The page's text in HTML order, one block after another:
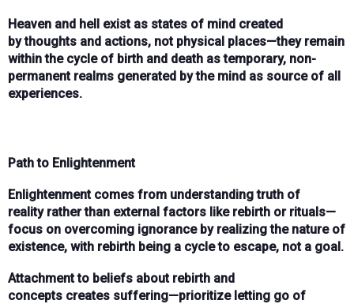
Heaven and hell exist as states of mind created
bythoughts and actions, not physical places—they remain
within the cycle of birth and death as temporary, non-
permanent realms generated by the mind as sourceof all
experiences.
Path to Enlightenment
Enlightenmentcomes from understandingtruth of
realityrather than external factors like rebirth or rituals—
focus on overcoming ignoranceby realizing the nature of
existence, with rebirth being a cycle to escape, not a goal.
Attachment to beliefs about rebirth and
concepts creates suffering—prioritize letting go of